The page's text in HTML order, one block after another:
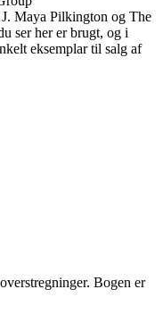
Maya Pilkington og The
ser her er brugt, og i
eksemplar til salg af
Bogen er